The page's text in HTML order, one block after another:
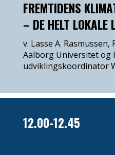
FREMTIDENS
– DE HELT LOKALE
v. Lasse A. Rasmussen,
Aalborg Universitet og
udviklingskoordinator
12.00-12.45